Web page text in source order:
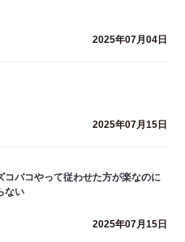
2025年07月04日
2025年07月15日
バコやって従わせた方が楽なのに
ない
2025年07月15日